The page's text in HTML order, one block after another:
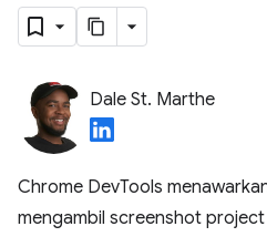
Dale St. Marthe
Chrome DevTools
mengambil screenshot